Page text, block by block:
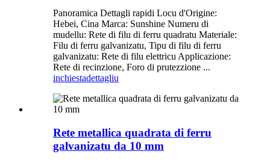
Panoramica Dettagli rapidi Locu d'Origine:
Hebei, Cina Marca: Sunshine Numeru di
mudellu: Rete di filu di ferru quadratu Materiale:
Filu di ferru galvanizatu, Tipu di filu di ferru
galvanizatu: Rete di filu elettricu Applicazione:
Rete di recinzione, Foro di prutezzione ...
inchiestadettagliu
Rete metallica quadrata di ferru
galvanizatu da 10 mm